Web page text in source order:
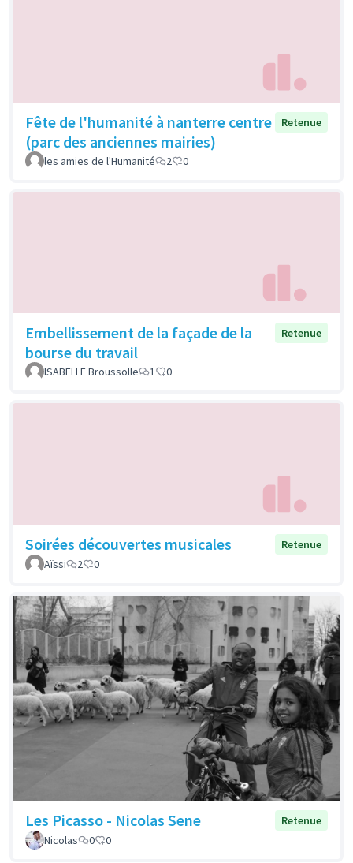
Fête de l'humanité à nanterre centre
(parc des anciennes mairies)
Retenue
les amies de l'Humanité 2 0
Embellissement de la façade de la
bourse du travail
Retenue
ISABELLE Broussolle 1 0
Soirées découvertes musicales
Retenue
Aïssi
2 0
Les Picasso - Nicolas Sene
Retenue
Nicolas
0 0